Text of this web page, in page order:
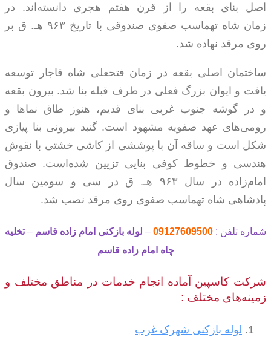
اصل بنای بقعه را از قرن هفتم هجری دانسته‌اند. در
زمان شاه تهماسب صفوی صندوقی با تاریخ ۹۶۳ هـ. ق بر
روی مرقد نهاده شد.
ساختمان اصلی بقعه در زمان فتحعلی شاه قاجار توسعه
یافت و ایوان بزرگ فعلی در طرف قبله بنا شد. بیرون بقعه
و در گوشه جنوب غربی بنای قدیم، هنوز طاق نماها و
رومی‌های عهد صفویه مشهود است. گنبد بیرونی بنا پیازی
شکل است و ساقه آن با پوششی از کاشی خشتی با نقوش
هندسی و خطوط کوفی بنایی تزیین شده‌است. صندوق
امام‌زاده در سال ۹۶۳ هـ. ق در سی و سومین سال
پادشاهی شاه تهماسب صفوی روی مرقد نصب شد.
شماره تلفن : 09127609500
– لوله بازکنی امام زاده قاسم –تخلیه
چاه امام زاده قاسم
شرکت کاسپین آماده انجام خدمات در مناطق مختلف و
زمینه‌های مختلف :
لوله بازکنی شهرک غرب